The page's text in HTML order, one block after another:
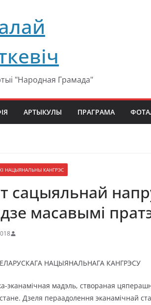
"Народная Грамада"
АРТЫКУЛЫ ПРАГРАМА
НАЦЫЯНАЛЬНЫ КАНГРЭС
сацыяльнай
масавымі
НАЦЫЯНАЛЬНАГА КАНГРЭСУ
эканамічная мадэль, створаная
Дзеля пераадолення эканамічнай